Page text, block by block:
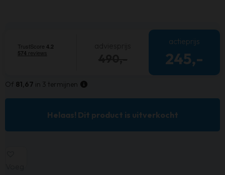
actieprijs
245,-
Of 81,67 in 3 termijnen
Helaas! Dit product is uitverkocht